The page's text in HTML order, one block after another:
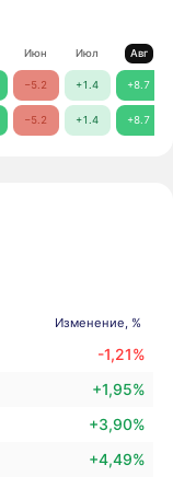
Июн Июл Авг
−5.2 +1.4 +8.7
−5.2 +1.4 +8.7
Изменение, %
-1,21%
+1,95%
+3,90%
+4,49%